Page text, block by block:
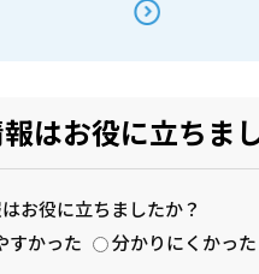
はお役に立ちま
お役に立ちましたか？
すかった
分かりにくかった